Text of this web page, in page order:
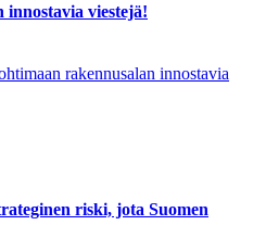
viestejä!
rakennusalan innostavia
riski, jota Suomen